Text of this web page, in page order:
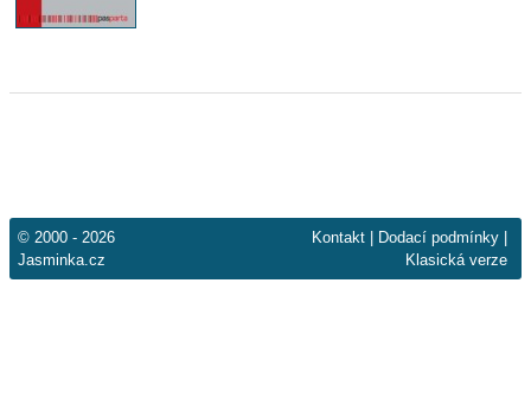
© 2000 - 2026
Jasminka.cz
Kontakt Dodací podmínky